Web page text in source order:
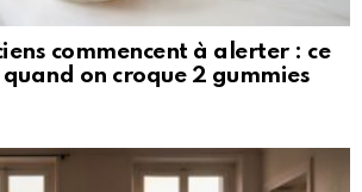
commencent à alerter : ce
on croque 2 gummies